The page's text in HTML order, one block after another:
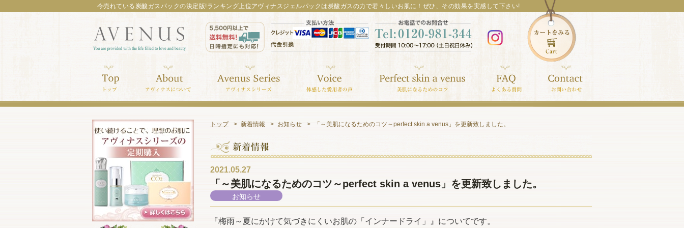
今売れている炭酸ガスパックの決定版!ランキング上位アヴィナスジェルパックは炭酸ガスの力で若々しいお肌に！ぜひ、その効果を実感して下さい!
トップ 新着情報 お知らせ 「～美肌になるためのコツ～perfect skin a venus」を更新致しました。
2021.05.27
「～美肌になるためのコツ～perfect skin a venus」を更新致しました。
お知らせ
『梅雨～夏にかけて気づきにくいお肌の「インナードライ」』についてです。